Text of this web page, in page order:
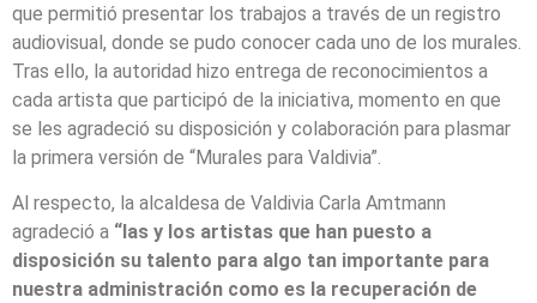
que permitió presentar los trabajos a través de un registro
audiovisual, donde se pudo conocer cada uno de los murales.
Tras ello, la autoridad hizo entrega de reconocimientos a
cada artista que participó de la iniciativa, momento en que
se les agradeció su disposición y colaboración para plasmar
la primera versión de “Murales para Valdivia”.
Al respecto, la alcaldesa de Valdivia Carla Amtmann
agradeció a “las y los artistas que han puesto a
disposición su talento para algo tan importante para
nuestra administración como es la recuperación de